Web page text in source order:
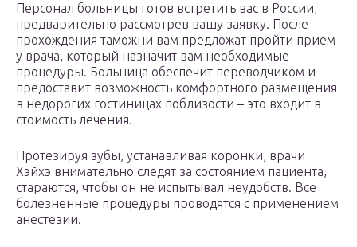
Персонал больницы готов встретить вас в России,
предварительно рассмотрев вашу заявку. После
прохождения таможни вам предложат пройти прием
у врача, который назначит вам необходимые
процедуры. Больница обеспечит переводчиком и
предоставит возможность комфортного размещения
в недорогих гостиницах поблизости – это входит в
стоимость лечения.
Протезируя зубы, устанавливая коронки, врачи
Хэйхэ внимательно следят за состоянием пациента,
стараются, чтобы он не испытывал неудобств. Все
болезненные процедуры проводятся с применением
анестезии.